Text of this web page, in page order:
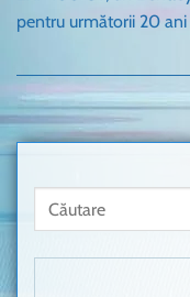
pentru următorii 20 ani